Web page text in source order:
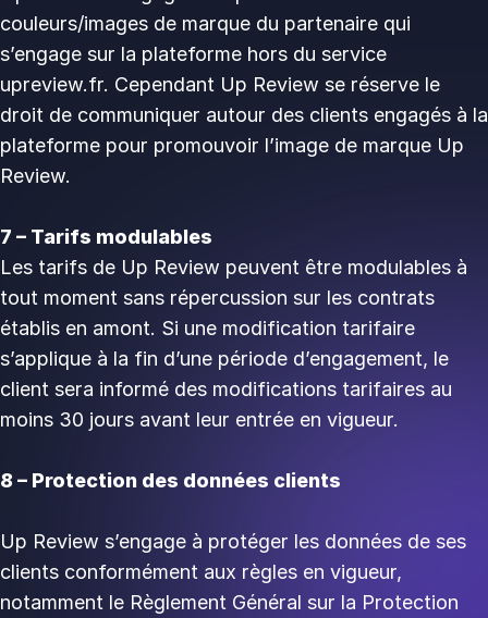
couleurs/images de marque du partenaire qui
s’engage sur la plateforme hors du service
upreview.fr. Cependant Up Review se réserve le
droit de communiquer autour des clients engagés à la
plateforme pour promouvoir l’image de marque Up
Review.
7 – Tarifs modulables
Les tarifs de Up Review peuvent être modulables à
tout moment sans répercussion sur les contrats
établis en amont. Si une modification tarifaire
s’applique à la fin d’une période d’engagement, le
client sera informé des modifications tarifaires au
moins 30 jours avant leur entrée en vigueur.
8 – Protection des données clients
Up Review s’engage à protéger les données de ses
clients conformément aux règles en vigueur,
notamment le Règlement Général sur la Protection